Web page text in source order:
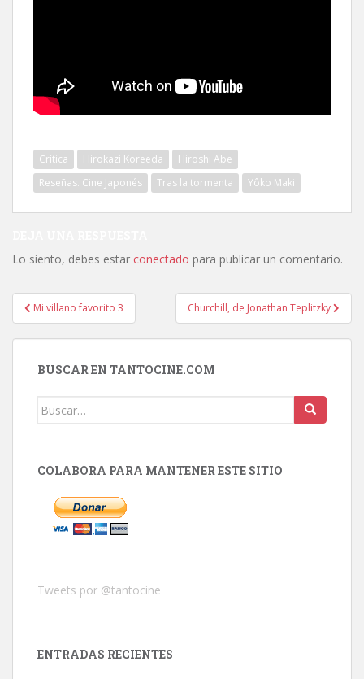
Crítica Hirokazi Koreeda
Hiroshi Abe
Reseñas. Cine Japonés
Tras la tormenta Yôko Maki
Lo siento, debes estar conectado para publicar un comentario.
Navegación
de
entradas
Mi villano favorito 3 Churchill, de Jonathan Teplitzky
BUSCAR EN TANTOCINE.COM
Buscar:
COLABORA PARA MANTENER ESTE SITIO
Tweets por @tantocine
ENTRADAS RECIENTES